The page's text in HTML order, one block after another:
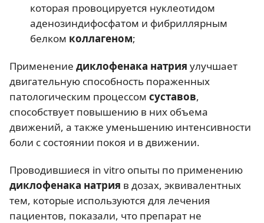
которая провоцируется нуклеотидом
аденозиндифосфатом и фибриллярным
белком коллагеном;
Применение диклофенака натрия улучшает
двигательную способность пораженных
патологическим процессом суставов,
способствует повышению в них объема
движений, а также уменьшению интенсивности
боли с состоянии покоя и в движении.
Проводившиеся in vitro опыты по применению
диклофенака натрия в дозах, эквивалентных
тем, которые используются для лечения
пациентов, показали, что препарат не